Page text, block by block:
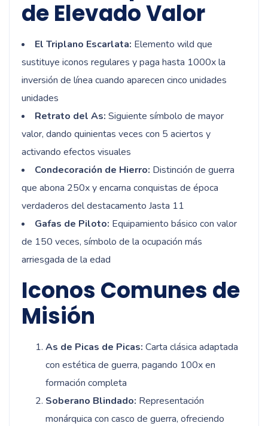
de Elevado Valor
El Triplano Escarlata: Elemento wild que
sustituye iconos regulares y paga hasta 1000x la
inversión de línea cuando aparecen cinco unidades
unidades
Retrato del As: Siguiente símbolo de mayor
valor, dando quinientas veces con 5 aciertos y
activando efectos visuales
Condecoración de Hierro: Distinción de guerra
que abona 250x y encarna conquistas de época
verdaderos del destacamento Jasta 11
Gafas de Piloto: Equipamiento básico con valor
de 150 veces, símbolo de la ocupación más
arriesgada de la edad
Iconos Comunes de
Misión
As de Picas de Picas: Carta clásica adaptada
con estética de guerra, pagando 100x en
formación completa
Soberano Blindado: Representación
monárquica con casco de guerra, ofreciendo